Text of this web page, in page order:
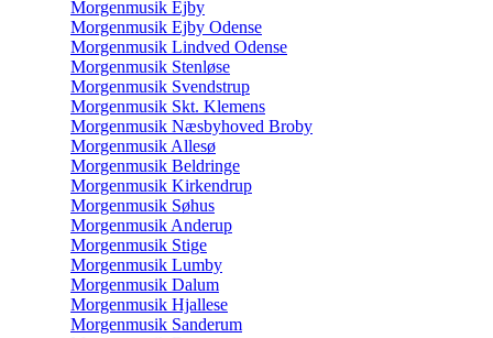
Morgenmusik Ejby
Morgenmusik Ejby Odense
Morgenmusik Lindved Odense
Morgenmusik Stenløse
Morgenmusik Svendstrup
Morgenmusik Skt. Klemens
Morgenmusik Næsbyhoved Broby
Morgenmusik Allesø
Morgenmusik Beldringe
Morgenmusik Kirkendrup
Morgenmusik Søhus
Morgenmusik Anderup
Morgenmusik Stige
Morgenmusik Lumby
Morgenmusik Dalum
Morgenmusik Hjallese
Morgenmusik Sanderum